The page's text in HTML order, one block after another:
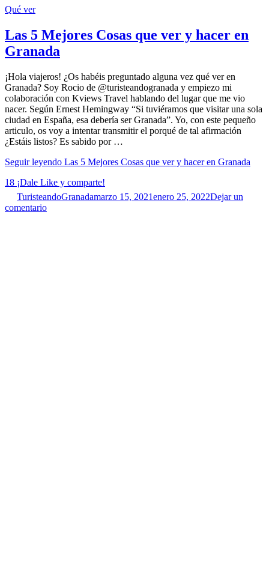
Qué ver
Las 5 Mejores Cosas que ver y hacer en
Granada
¡Hola viajeros! ¿Os habéis preguntado alguna vez qué ver en
Granada? Soy Rocio de @turisteandogranada y empiezo mi
colaboración con Kviews Travel hablando del lugar que me vio
nacer. Según Ernest Hemingway “Si tuviéramos que visitar una sola
ciudad en España, esa debería ser Granada”. Yo, con este pequeño
articulo, os voy a intentar transmitir el porqué de tal afirmación
¿Estáis listos? Es sabido por …
Seguir leyendo Las 5 Mejores Cosas que ver y hacer en Granada
18 ¡Dale Like y comparte!
TuristeandoGranadamarzo 15, 2021enero 25, 2022Dejar un
comentario